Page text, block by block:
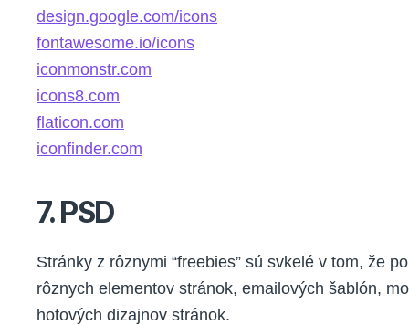
design.google.com/icons
fontawesome.io/icons
iconmonstr.com
icons8.com
flaticon.com
iconfinder.com
7. PSD
Stránky z rôznymi “freebies” sú svkelé v tom, že
rôznych elementov stránok, emailových šablón,
hotových dizajnov stránok.